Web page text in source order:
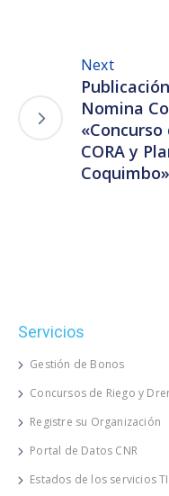
Next
Nomina
CORA y
Coquimbo»
Servicios
Gestión de Bonos
Concursos de Riego y
Registre su Organización
Portal de Datos CNR
Estados de los servicios